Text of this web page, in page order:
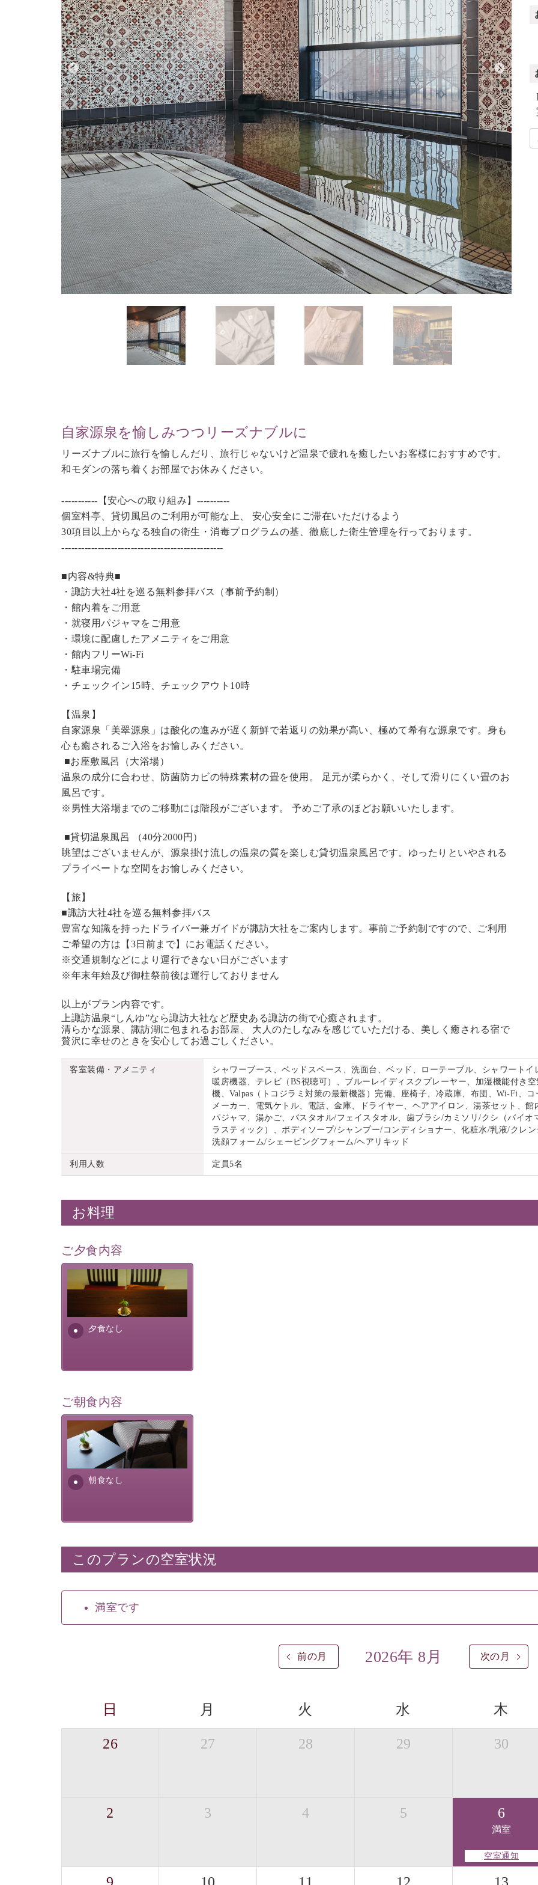
自家源泉を愉しみつつリーズナブルに
リーズナブルに旅行を愉しんだり、旅行じゃないけど温泉で疲れを癒したいお客様におすすめです。
和モダンの落ち着くお部屋でお休みください。
-----------【安心への取り組み】----------
個室料亭、貸切風呂のご利用が可能な上、 安心安全にご滞在いただけるよう
30項目以上からなる独自の衛生・消毒プログラムの基、徹底した衛生管理を行っております。
-------------------------------------------------
■内容&特典■
・諏訪大社4社を巡る無料参拝バス（事前予約制）
・館内着をご用意
・就寝用パジャマをご用意
・環境に配慮したアメニティをご用意
・館内フリーWi-Fi
・駐車場完備
・チェックイン15時、チェックアウト10時
【温泉】
自家源泉「美翠源泉」は酸化の進みが遅く新鮮で若返りの効果が高い、極めて希有な源泉です。身も
心も癒されるご入浴をお愉しみください。
■お座敷風呂（大浴場）
温泉の成分に合わせ、防菌防カビの特殊素材の畳を使用。 足元が柔らかく、そして滑りにくい畳のお
風呂です。
※男性大浴場までのご移動には階段がございます。 予めご了承のほどお願いいたします。
■貸切温泉風呂 （40分2000円）
眺望はございませんが、源泉掛け流しの温泉の質を楽しむ貸切温泉風呂です。ゆったりといやされる
プライベートな空間をお愉しみください。
【旅】
■諏訪大社4社を巡る無料参拝バス
豊富な知識を持ったドライバー兼ガイドが諏訪大社をご案内します。 事前ご予約制ですので、ご利用
ご希望の方は【3日前まで】にお電話ください。
※交通規制などにより運行できない日がございます
※年末年始及び御柱祭前後は運行しておりません
以上がプラン内容です。
上諏訪温泉“しんゆ”なら諏訪大社など歴史ある諏訪の街で心癒されます。
清らかな源泉、諏訪湖に包まれるお部屋、 大人のたしなみを感じていただける、美しく癒される宿で
贅沢に幸せのときを安心してお過ごしください。
客室装備・アメニティ
シャワーブース、ベッドスペース、洗面台、ベッド、ローテーブル、シャワートイ
暖房機器、テレビ（BS視聴可）、ブルーレイディスクプレーヤー、加湿機能付き
機、Valpas（トコジラミ対策の最新機器）完備、座椅子、冷蔵庫、布団、Wi-Fi、コ
メーカー、電気ケトル、電話、金庫、ドライヤー、ヘアアイロン、湯茶セット、館
パジャマ、湯かご、バスタオル/フェイスタオル、歯ブラシ/カミソリ/クシ（バイオ
ラスティック）、ボディソープ/シャンプー/コンディショナー、化粧水/乳液/クレ
洗顔フォーム/シェービングフォーム/ヘアリキッド
利用人数 定員5名
お料理
ご夕食内容
夕食なし
夕食なしご夕食を追加される
場合は、二食付きのプランを
お選びくださいませ。
ご朝食内容
朝食なし
朝食なし。ご朝食を付ける場
合は朝食付きのプランをお選
びくださいませ。
このプランの空室状況
満室です
前の月 2026年 8月 次の月
日 月 火 水 木
26 27 28 29 30
2 3 4 5 6
満室
空室通知